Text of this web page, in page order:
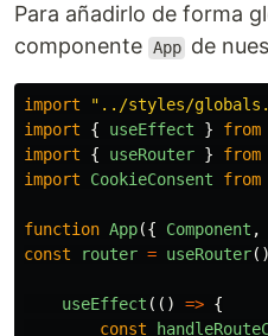
Para añadirlo de forma
componente App de
import " ../styles/
import
{ useEffect } from
import
{ useRouter } from
import
CookieConsent from
function App({ Component ,
const
router = useRouter
useEffect (() => {
const